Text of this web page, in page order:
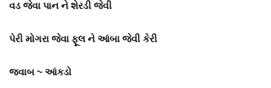
વડ જેવા પાન ને શેરડી જેવી
પેરી મોગરા જેવા ફૂલ ને આંબા જેવી કેરી
જવાબ ~ આંકડો